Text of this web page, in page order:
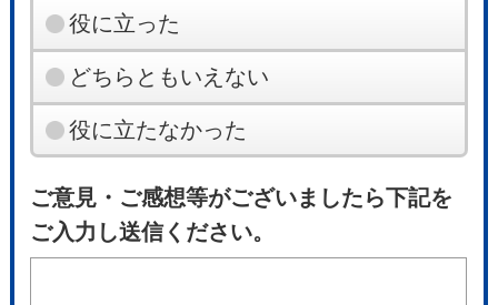
役に立った
どちらともいえない
役に立たなかった
ご意見・ご感想等がございましたら下記を
ご入力し送信ください。